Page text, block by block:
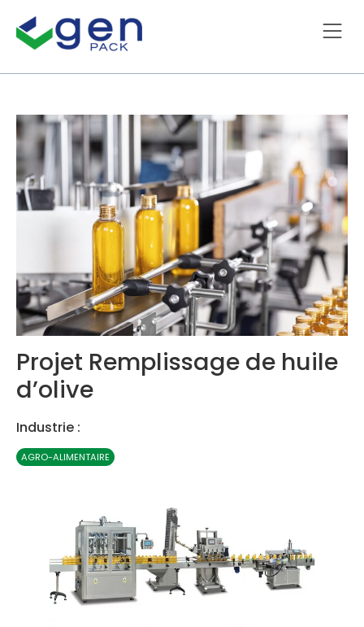
Projet Remplissage de huile
d’olive
Industrie :
AGRO-ALIMENTAIRE